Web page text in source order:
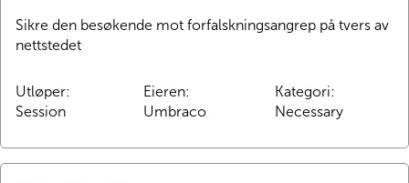
Sikre den besøkende mot forfalskningsangrep på tvers av
nettstedet
Utløper:
Session
Eieren:
Umbraco
Kategori:
Necessary